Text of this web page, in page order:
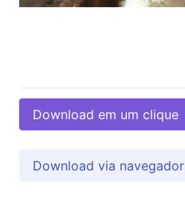
Download em um clique
Download via navegador